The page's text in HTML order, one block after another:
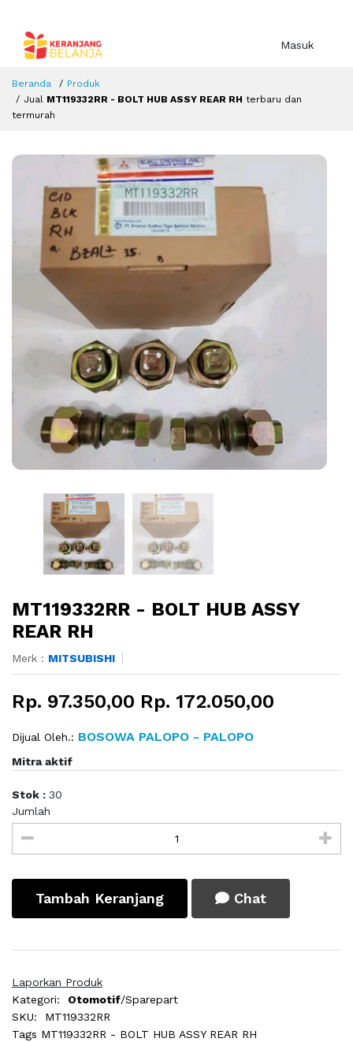
Masuk
Beranda
Produk
Jual MT119332RR - BOLT HUB ASSY REAR RH terbaru dan
termurah
MT119332RR - BOLT HUB ASSY
REAR RH
Merk : MITSUBISHI
Rp. 97.350,00 Rp. 172.050,00
Dijual Oleh.: BOSOWA PALOPO - PALOPO
Mitra aktif
Stok : 30
Jumlah
Tambah Keranjang Chat
Laporkan Produk
Kategori:
Otomotif/Sparepart
SKU:
MT119332RR
Tags MT119332RR - BOLT HUB ASSY REAR RH